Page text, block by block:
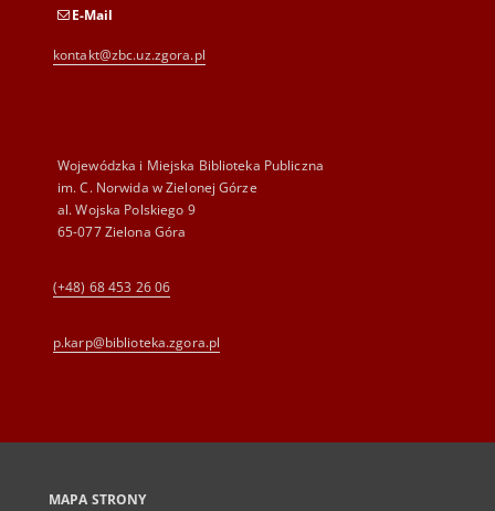
E-Mail
kontakt@zbc.uz.zgora.pl
Wojewódzka i Miejska Biblioteka Publiczna
im. C. Norwida w Zielonej Górze
al. Wojska Polskiego 9
65-077 Zielona Góra
(+48) 68 453 26 06
p.karp@biblioteka.zgora.pl
MAPA STRONY